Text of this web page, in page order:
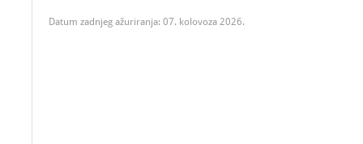
Datum zadnjeg ažuriranja: 07. kolovoza 2026.